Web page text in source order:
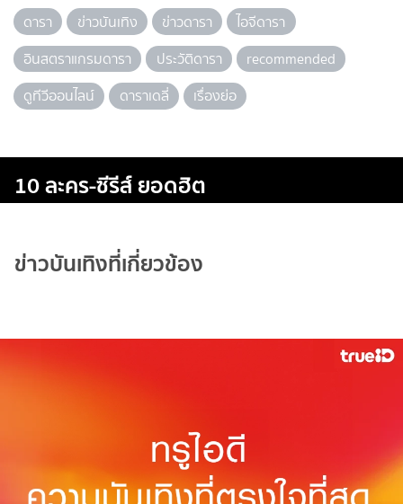
ดารา ข่าวบันเทิง ข่าวดารา
ไอจีดารา
อินสตราแกรมดารา
ประวัติดารา
recommended
ดูทีวีออนไลน์
ดาราเดลี่ เรื่องย่อ
10 ละคร-ซีรีส์ ยอดฮิต
ข่าวบันเทิงที่เกี่ยวข้อง